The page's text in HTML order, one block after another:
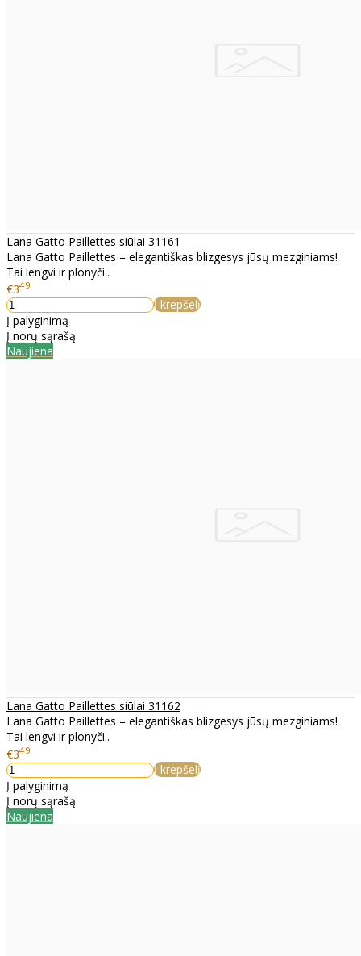
Lana Gatto Paillettes siūlai 31161
Lana Gatto Paillettes – elegantiškas blizgesys jūsų mezginiams!
Tai lengvi ir plonyči..
€349
Į krepšelį
Į palyginimą
Į norų sąrašą
Naujiena
Lana Gatto Paillettes siūlai 31162
Lana Gatto Paillettes – elegantiškas blizgesys jūsų mezginiams!
Tai lengvi ir plonyči..
€349
Į krepšelį
Į palyginimą
Į norų sąrašą
Naujiena